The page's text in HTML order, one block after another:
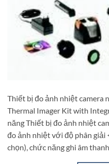
Thiết bị đo ảnh nhiệt camera
Thermal Imager Kit with
năng Thiết bị đo ảnh nhiệt
đo ảnh nhiệt với độ phân
chọn), chức năng ghi âm